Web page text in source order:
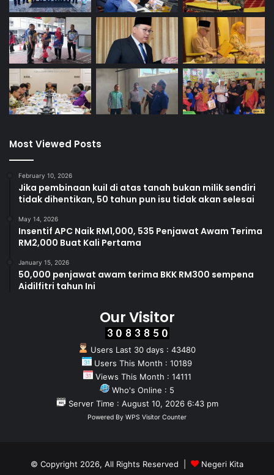
Most Viewed Posts
February 10, 2026
Jika pembinaan kuil di atas tanah bukan milik sendiri
tidak dihentikan, 50 tahun pun isu tidak akan selesai
May 14, 2026
Insentif APC Naik RM1,000, 535 Penjawat Awam Terima
RM2,000 Buat Kali Pertama
January 15, 2026
50,000 penjawat awam terima BKK RM300 sempena
Aidilfitri tahun Ini
Our Visitor
Users Last 30 days : 43480
Users This Month : 10189
Views This Month : 14111
Who's Online : 5
Server Time : August 10, 2026 6:43 pm
Powered By WPS Visitor Counter
© Copyright 2026, All Rights Reserved | Negeri Kita